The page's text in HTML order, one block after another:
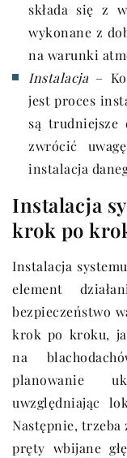
składa się z
wykonane z
na warunki
Instalacja –
jest proces
są trudniejsze
zwrócić
instalacja
Instalacja
krok po
Instalacja
element
bezpieczeństwo
krok po kroku,
na
planowanie
uwzględniając
Następnie,
pręty wbijane